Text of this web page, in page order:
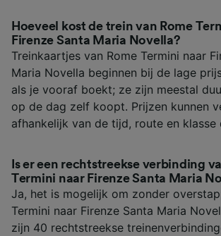
Hoeveel kost de trein van Rome
Firenze Santa Maria Novella?
Treinkaartjes van Rome Termini naar
Maria Novella beginnen bij de lage
als je vooraf boekt; ze zijn meestal
op de dag zelf koopt. Prijzen kunnen
afhankelijk van de tijd, route en klasse
Is er een rechtstreekse verbinding
Termini naar Firenze Santa Maria
Ja, het is mogelijk om zonder
Termini naar Firenze Santa Maria
zijn 40 rechtstreekse